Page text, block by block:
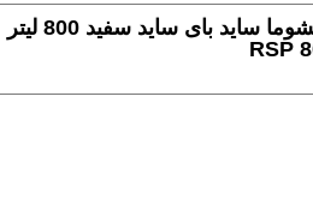
یخچال فریزر پاکشوما ساید بای ساید سفید 800 ليتر